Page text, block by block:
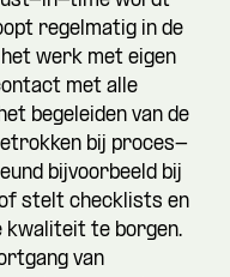
regelmatig in de
werk met eigen
met alle
begeleiden van de
bij proces-
bijvoorbeeld bij
stelt checklists en
kwaliteit te borgen.
van